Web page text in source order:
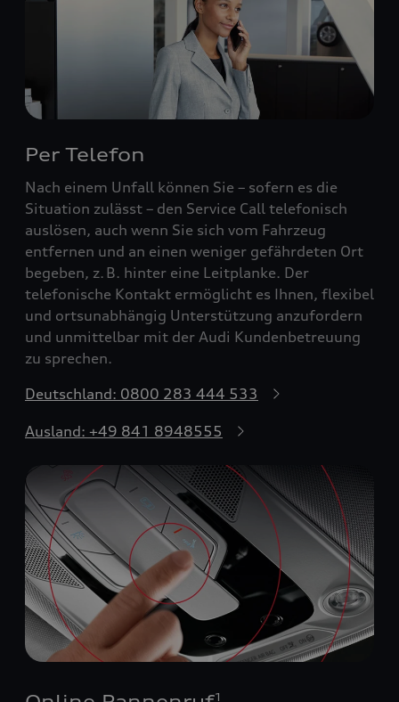
Per Telefon
Nach einem Unfall können Sie – sofern es die
Situation zulässt – den Service Call telefonisch
auslösen, auch wenn Sie sich vom Fahrzeug
entfernen und an einen weniger gefährdeten Ort
begeben, z. B. hinter eine Leitplanke. Der
telefonische Kontakt ermöglicht es Ihnen, flexibel
und ortsunabhängig Unterstützung anzufordern
und unmittelbar mit der Audi Kundenbetreuung
zu sprechen.
Deutschland: 0800 283 444 533
Ausland: +49 841 8948555
1